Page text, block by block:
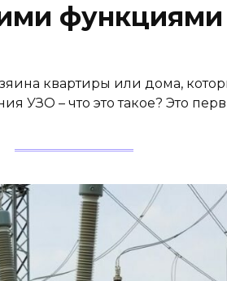
квартиры или дома,
УЗО – что это такое? Это